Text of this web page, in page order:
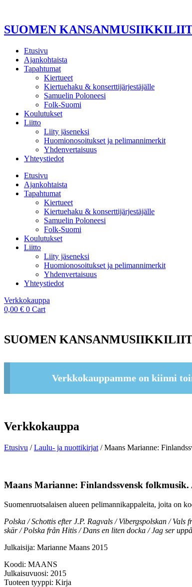
SUOMEN
Etusivu
Ajankohtaista
Tapahtumat
Kiertueet
Kiertuehaku & konserttijärjestäjälle
Samuelin Poloneesi
Folk-Suomi
Koulutukset
Liitto
Liity jäseneksi
Huomionosoitukset ja pelimannimerkit
Yhdenvertaisuus
Yhteystiedot
Etusivu
Ajankohtaista
Tapahtumat
Kiertueet
Kiertuehaku & konserttijärjestäjälle
Samuelin Poloneesi
Folk-Suomi
Koulutukset
Liitto
Liity jäseneksi
Huomionosoitukset ja pelimannimerkit
Yhdenvertaisuus
Yhteystiedot
Verkkokauppa
0,00 € 0 Cart
SUOMEN
Verkkokauppamme on kiinni
Verkkokauppa
Etusivu /Laulu- ja nuottikirjat / Maans Marianne:
Maans Marianne: Finlandssvensk
Suomenruotsalaisen alueen pelimannikappaleita, joita on
Polska / Schottis efter J.P. Ragvals / Vibergspolskan /
skär / Polska från Hitis / Dans en liten docka / Jag ser
Julkaisija: Marianne Maans 2015
Koodi: MAANS
Julkaisuvuosi: 2015
Tuoteen tyyppi: Kirja